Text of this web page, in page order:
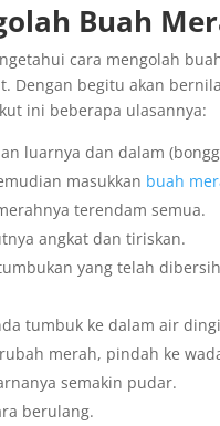
Buah
cara mengolah
Dengan begitu akan
ini beberapa ulasannya:
luarnya dan dalam
masukkan buah
terendam semua.
angkat dan tiriskan.
yang telah
tumbuk ke dalam air
merah, pindah ke
semakin pudar.
berulang.